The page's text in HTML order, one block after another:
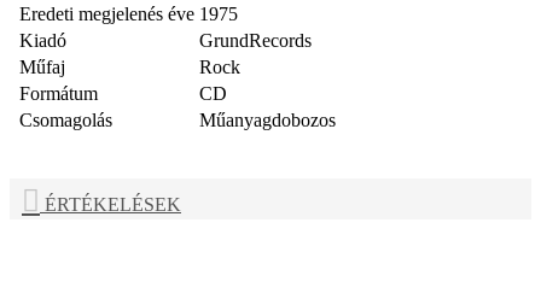
Eredeti megjelenés éve 1975
Kiadó
GrundRecords
Műfaj
Rock
Formátum
CD
Csomagolás
Műanyagdobozos
ÉRTÉKELÉSEK